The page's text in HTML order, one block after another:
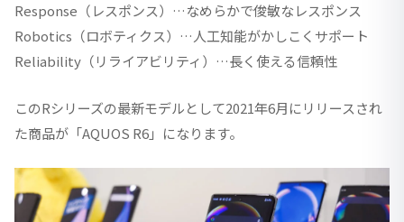
Response（レスポンス）…なめらかで俊敏なレスポンス
Robotics（ロボティクス）…人工知能がかしこくサポート
Reliability（リライアビリティ）…長く使える信頼性
このRシリーズの最新モデルとして2021年6月にリリースされ
た商品が「AQUOS R6」になります。